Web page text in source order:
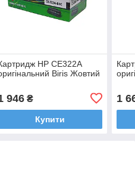
HP CE322A
Biris Жовтий
946₴
Купити
1